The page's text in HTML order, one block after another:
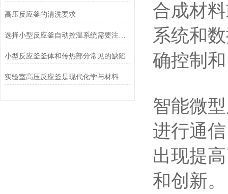
高压反应釜的清洗要求
小型反应釜釜体和传热部分常见的缺陷
实验室高压反应釜是现代化学与材料科学研究中的重要工具
合成材
系统和
确控制
智能微
进行通
出现提
和创新。